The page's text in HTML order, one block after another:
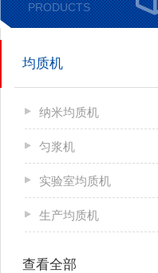
PRODUCTS
均质机
纳米均质机
匀浆机
实验室均质机
生产均质机
查看全部